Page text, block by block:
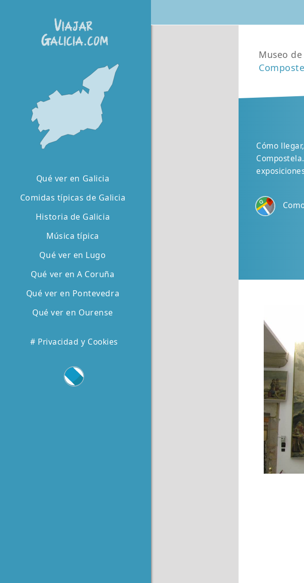
Museo
Cómo
Qué ver en Galicia
Comidas típicas de Galicia
Historia de Galicia
Música típica
Qué ver en Lugo
Qué ver en A Coruña
Qué ver en Pontevedra
Qué ver en Ourense
# Privacidad y Cookies